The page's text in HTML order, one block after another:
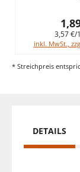
3,57 €/
inkl. MwSt.,
* Streichpreis
DETAILS